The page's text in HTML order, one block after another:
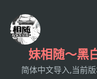
妹相随～黑
简体中文导入,当前